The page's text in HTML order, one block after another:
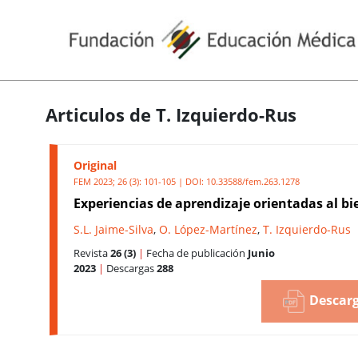
Articulos de T. Izquierdo-Rus
Original
FEM 2023; 26 (3): 101-105 | DOI: 10.33588/fem.263.1278
Experiencias de aprendizaje orientadas al
S.L. Jaime-Silva, O. López-Martínez, T. Izquierdo-Rus
Revista26 (3) | Fecha de publicación Junio
2023 | Descargas288